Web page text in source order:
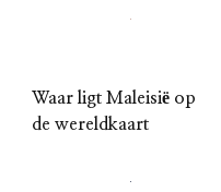
Waar ligt Maleisië op
de wereldkaart